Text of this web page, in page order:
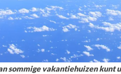
sommige vakantiehuizen